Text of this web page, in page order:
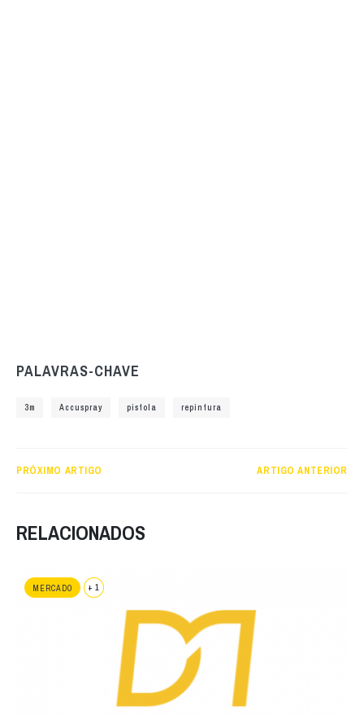
PALAVRAS-CHAVE
3m Accuspray pistola repintura
PRÓXIMO ARTIGO ARTIGO ANTERIOR
RELACIONADOS
MERCADO + 1